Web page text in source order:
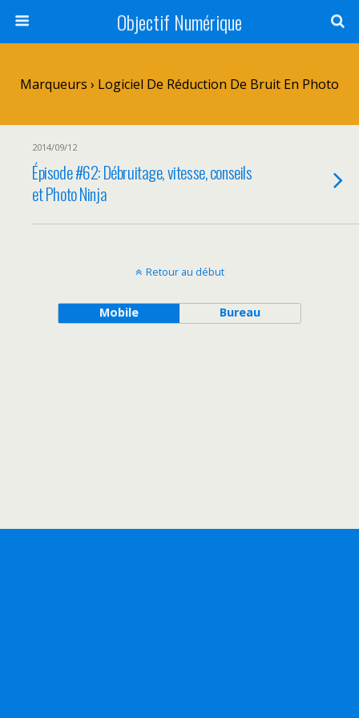
Objectif Numérique
Marqueurs › Logiciel De Réduction De Bruit En Photo
2014/09/12
Épisode #62: Débruitage, vitesse, conseils
et Photo Ninja
Retour au début
Mobile Bureau